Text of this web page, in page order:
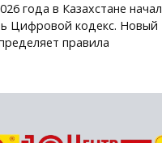
года в Казахстане начал
Цифровой кодекс. Новый
правила